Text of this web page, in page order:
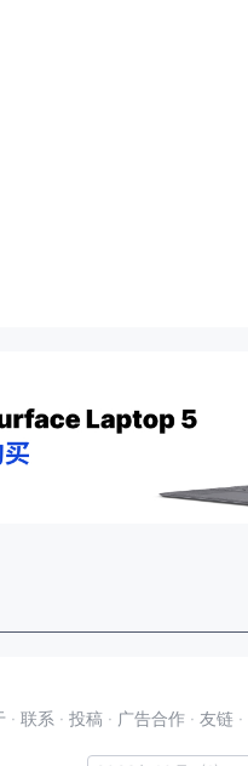
· 联系 · 投稿 · 广告合作 · 友链 ·